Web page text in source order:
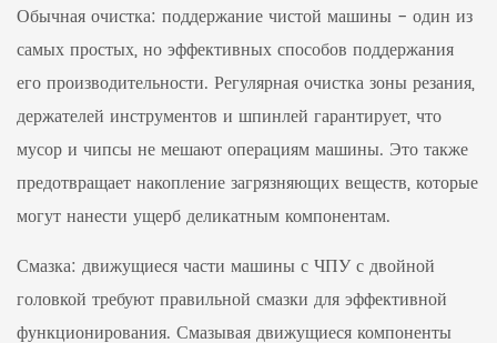
Обычная очистка: поддержание чистой машины - один из
самых простых, но эффективных способов поддержания
его производительности. Регулярная очистка зоны резания,
держателей инструментов и шпинлей гарантирует, что
мусор и чипсы не мешают операциям машины. Это также
предотвращает накопление загрязняющих веществ, которые
могут нанести ущерб деликатным компонентам.
Смазка: движущиеся части машины с ЧПУ с двойной
головкой требуют правильной смазки для эффективной
функционирования. Смазывая движущиеся компоненты